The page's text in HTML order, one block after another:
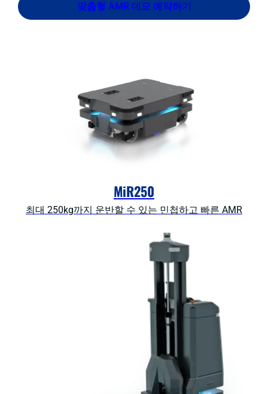
맞춤형 AMR 데모 예약하기
MiR250
최대 250kg까지 운반할 수 있는 민첩하고 빠른 AMR